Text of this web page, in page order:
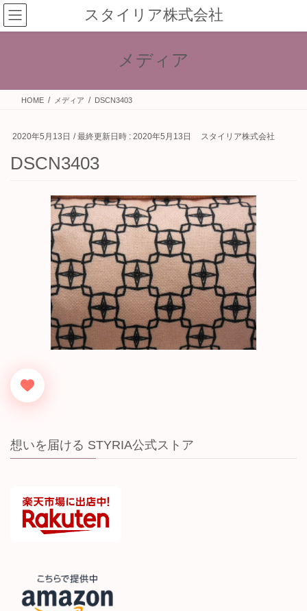
コ
ン
テ
ス
ナ
ビ
ゲ
ン
スタイリア株式会社
メディア
HOME メディア DSCN3403
2020年5月13日 / 最終更新日時 : 2020年5月13日 スタイリア株式会社
DSCN3403
想いを届ける STYRIA公式ストア